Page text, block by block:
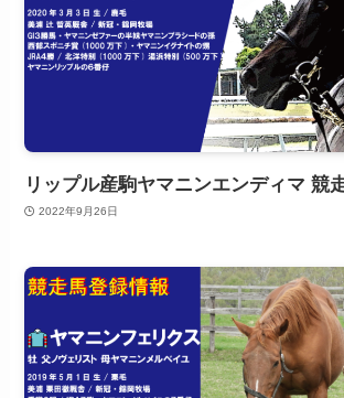
リップル産駒ヤマニンエンディマ 競
2022年9月26日